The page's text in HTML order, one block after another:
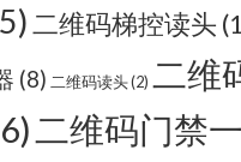
二维码梯控读头
(8) 二维码读头(2) 二维
二维码门禁